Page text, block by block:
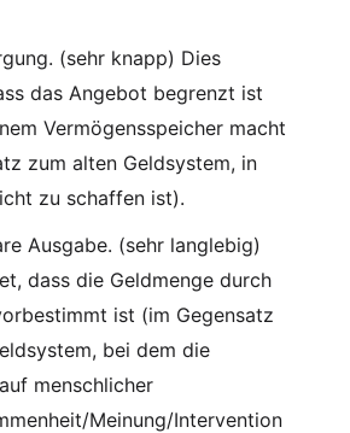
(sehr knapp) Dies
das Angebot begrenzt ist
Vermögensspeicher macht
zum alten Geldsystem, in
zu schaffen ist).
Ausgabe. (sehr langlebig)
dass die Geldmenge durch
ist (im Gegensatz
bei dem die
menschlicher
Meinung/Intervention